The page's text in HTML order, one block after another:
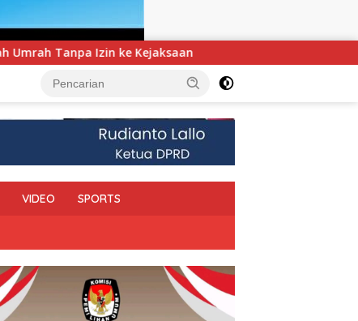
UNIMEN Tambah Delapan Program Studi Baru, Bidik
VIDEO SPORTS